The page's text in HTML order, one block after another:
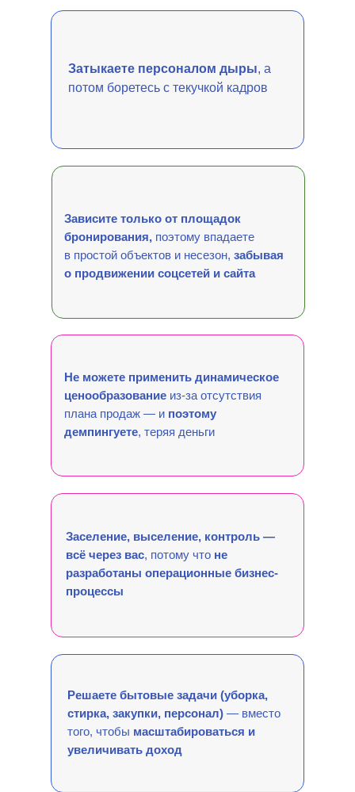
Затыкаете персоналом дыры, а
потом боретесь с текучкой кадров
Зависите только от площадок
бронирования, поэтому впадаете
в простой объектов и несезон, забывая
о продвижении соцсетей и сайта
Не можете применить динамическое
ценообразование из-за отсутствия
плана продаж — и поэтому
демпингуете, теряя деньги
Решаете бытовые задачи (уборка,
стирка, закупки, персонал) — вместо
того, чтобы масштабироваться и
увеличивать доход
Заселение, выселение, контроль —
всё через вас, потому что не
разработаны операционные бизнес-
процессы